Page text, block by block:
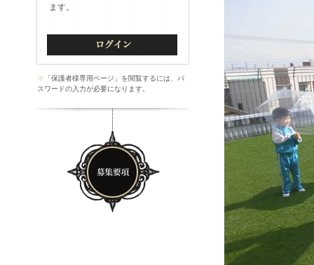
ます。
※ 「保護者様専用ページ」を閲覧するには、パ
スワードの入力が必要になります。